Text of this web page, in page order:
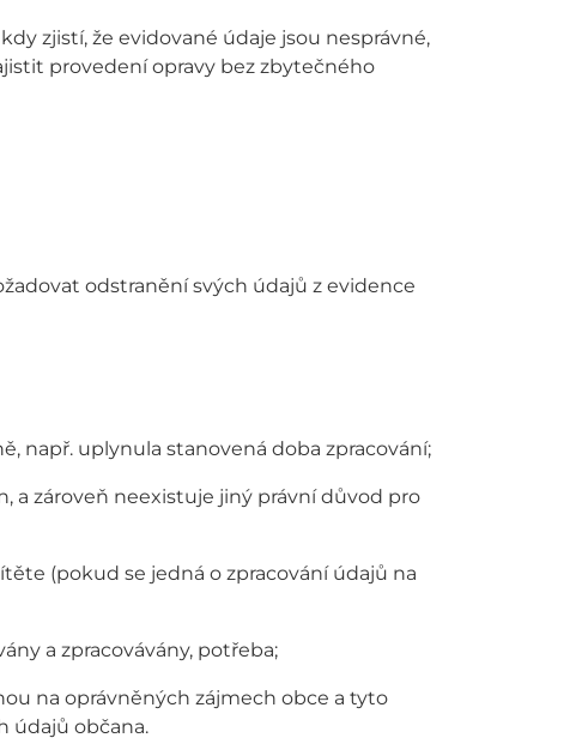
zjistí, že evidované údaje jsou nesprávné,
provedení opravy bez zbytečného
odstranění svých údajů z evidence
např. uplynula stanovená doba zpracování;
a zároveň neexistuje jiný právní důvod pro
(pokud se jedná o zpracování údajů na
a zpracovávány, potřeba;
na oprávněných zájmech obce a tyto
údajů občana.